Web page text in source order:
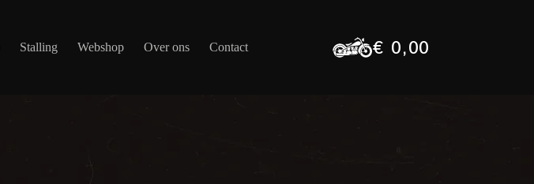
Stalling Webshop Over ons Contact Winkelwagen
€0,00